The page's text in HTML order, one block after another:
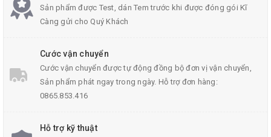
Sản phẩm được Test, dán Tem trước khi được đóng gói Kĩ
Càng gửi cho Quý Khách
Cước vận chuyển
Cước vận chuyển được tự động đồng bộ đơn vị vận chuyển,
Sản phẩm phát ngay trong ngày. Hỗ trợ đơn hàng:
0865.853.416
Hỗ trợ kỹ thuật